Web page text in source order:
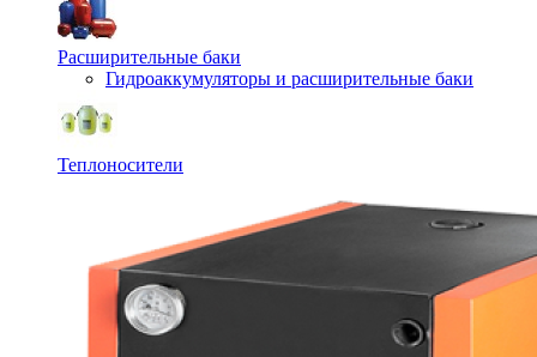
Расширительные баки
Гидроаккумуляторы и расширительные баки
Теплоносители